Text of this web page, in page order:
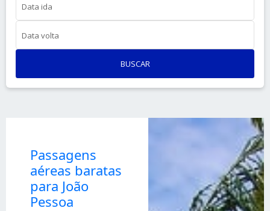
Data ida
Data volta
BUSCAR
Passagens
aéreas baratas
para João
Pessoa